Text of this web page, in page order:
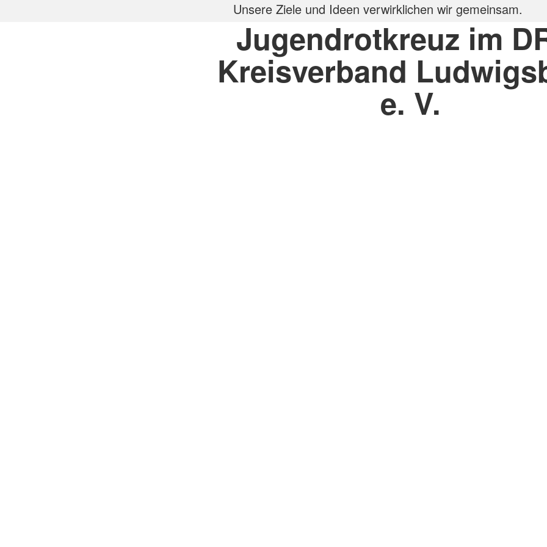
Unsere Ziele und Ideen verwirklichen wir gemeinsam.
Jugendrotkreuz im
Kreisverband
e. V.